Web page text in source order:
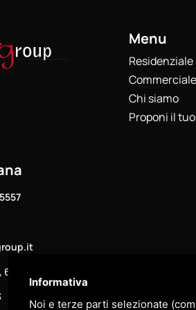
Informativa
Noi e terze parti selezionate
Menu
Residenziale
Commerciale
Chi siamo
Proponi il
- 35142 , Padova - Zona Paltana